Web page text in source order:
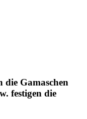
die Gamaschen
festigen die